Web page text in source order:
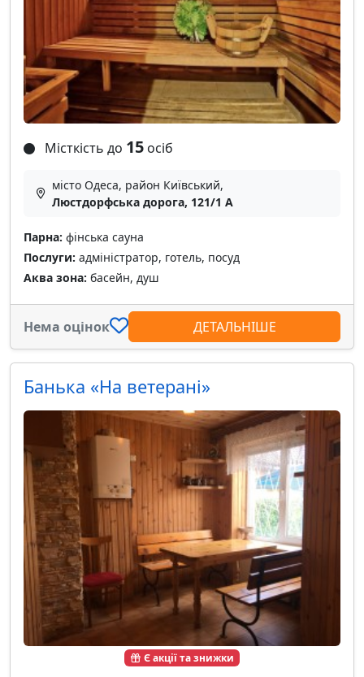
Місткість до 15 осіб
місто Одеса, район Київський,
Люстдорфська дорога, 121/1 A
Парна: фінська сауна
Послуги: адміністратор, готель, посуд
Аква зона: басейн, душ
Нема оцінок ДЕТАЛЬНІШЕ
Є акції та знижки
Банька «На ветерані»